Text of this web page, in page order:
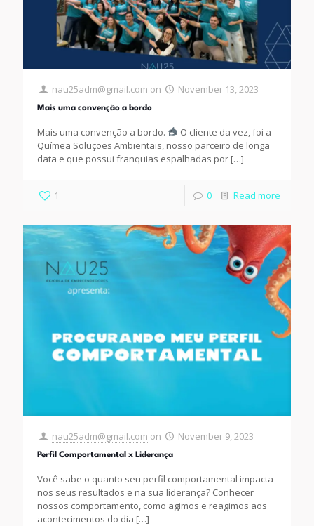
nau25adm@gmail.com on November 13, 2023
Mais uma convenção a bordo
Mais uma convenção a bordo.
O cliente da vez, foi a
Químea Soluções Ambientais, nosso parceiro de longa
data e que possui franquias espalhadas por […]
1 0 Read more
nau25adm@gmail.com on November 9, 2023
Perfil Comportamental x Liderança
Você sabe o quanto seu perfil comportamental impacta
nos seus resultados e na sua liderança? Conhecer
nossos comportamento, como agimos e reagimos aos
acontecimentos do dia […]